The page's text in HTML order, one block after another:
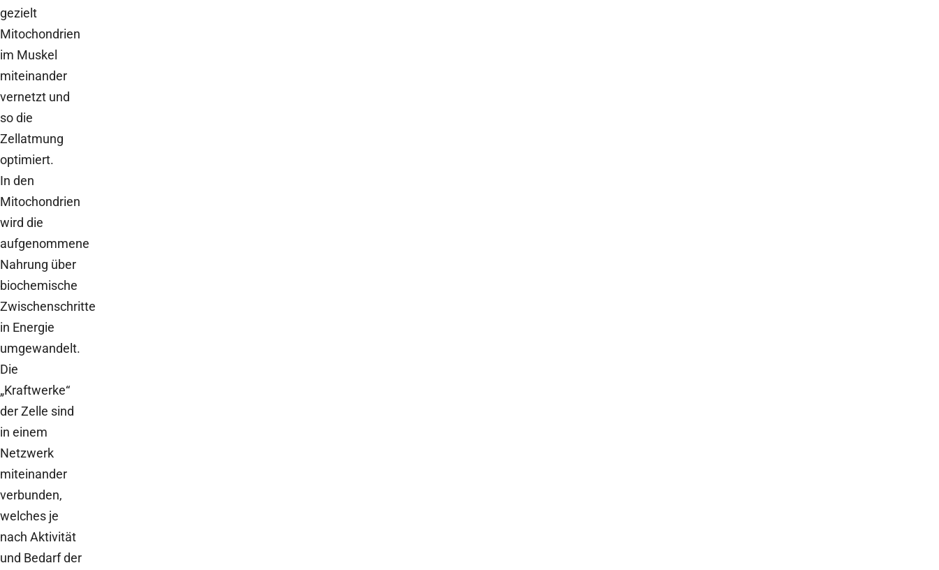
gezielt
Mitochondrien
im Muskel
miteinander
vernetzt und
so die
Zellatmung
optimiert.
In den
Mitochondrien
wird die
aufgenommene
Nahrung über
biochemische
Zwischenschritte
in Energie
umgewandelt.
Die
„Kraftwerke“
der Zelle sind
in einem
Netzwerk
miteinander
verbunden,
welches je
nach Aktivität
und Bedarf der